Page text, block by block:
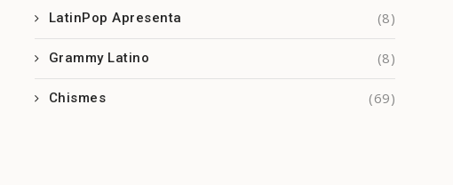
LatinPop Apresenta (8)
Grammy Latino (8)
Chismes (69)